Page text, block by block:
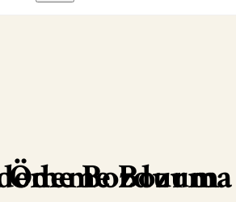
– Mobil Ödeme Bozum